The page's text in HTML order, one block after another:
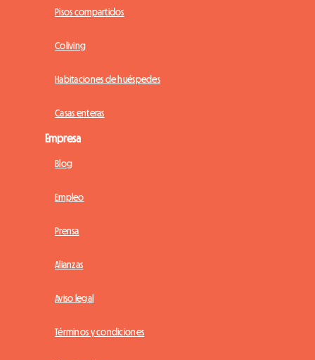
Pisos compartidos
Coliving
Habitaciones de huéspedes
Casas enteras
Empresa
Blog
Empleo
Prensa
Alianzas
Aviso legal
Términos y condiciones